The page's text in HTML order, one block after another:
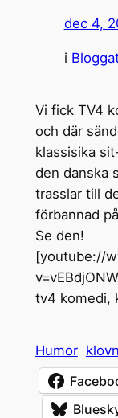
dec 4,
i
Vi fick TV4
och där
klassisika
den danska
trasslar till
förbannad
Se den!
[youtube://
tv4 komedi,
Humor klovn